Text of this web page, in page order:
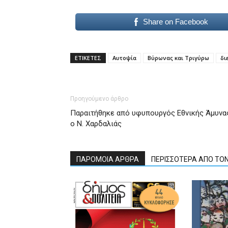
Share on Facebook
ΕΤΙΚΕΤΕΣ Αυτοψία Βύρωνας και Τριγύρω
Προηγούμενο άρθρο
Παραιτήθηκε από υφυπουργός Εθνικής
ο Ν. Χαρδαλιάς
ΠΑΡΟΜΟΙΑ ΑΡΘΡΑ ΠΕΡΙΣΣΟΤΕΡΑ ΑΠΟ